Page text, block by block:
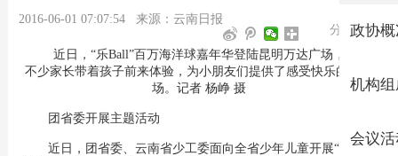
政协概
机构组
会议活
2016-06-01 07:07:54 来源：云南日报
分享至:
近日，“乐Ball”百万海洋球嘉年华登陆昆明万达广场，吸引
不少家长带着孩子前来体验，为小朋友们提供了感受快乐的新玩
场。记者 杨峥 摄
团省委开展主题活动
近日，团省委、云南省少工委面向全省少年儿童开展“红领巾